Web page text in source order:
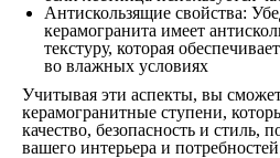
Антискользящие свойства:
керамогранита имеет
текстуру, которая
во влажных условиях
Учитывая эти аспекты, вы
керамогранитные ступени,
качество, безопасность и стиль,
вашего интерьера и